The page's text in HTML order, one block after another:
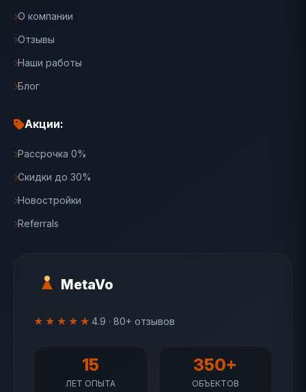
MetaVo
★★★★★ 4.9 · 80+ отзывов
15
ЛЕТ ОПЫТА
350+
ОБЪЕКТОВ
О компании
Отзывы
Наши работы
Блог
Акции:
Рассрочка 0%
Скидки до 30%
Новостройки
Referrals